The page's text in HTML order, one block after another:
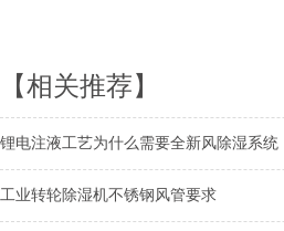
【相关推荐】
锂电注液工艺为什么需要全新风除湿系统
工业转轮除湿机不锈钢风管要求